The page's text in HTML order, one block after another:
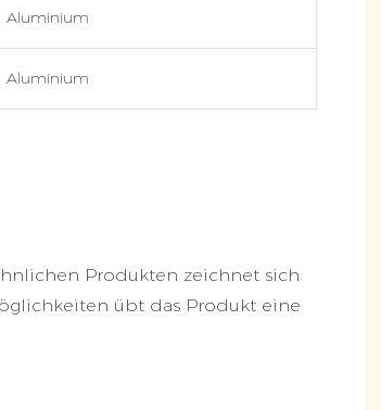
Aluminium
Aluminium
Produkten zeichnet sich
übt das Produkt eine